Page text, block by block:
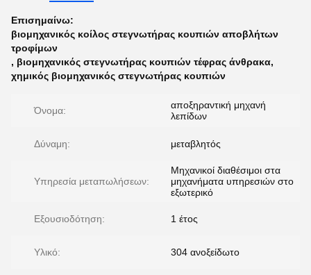
Επισημαίνω:
βιομηχανικός κοίλος στεγνωτήρας κουπιών αποβλήτων
τροφίμων
, βιομηχανικός στεγνωτήρας κουπιών τέφρας άνθρακα,
χημικός βιομηχανικός στεγνωτήρας κουπιών
Όνομα:
αποξηραντική μηχανή
λεπίδων
Δύναμη: μεταβλητός
Υπηρεσία μεταπωλήσεων:
Μηχανικοί διαθέσιμοι στα
μηχανήματα υπηρεσιών στο
εξωτερικό
Εξουσιοδότηση: 1 έτος
Υλικό: 304 ανοξείδωτο